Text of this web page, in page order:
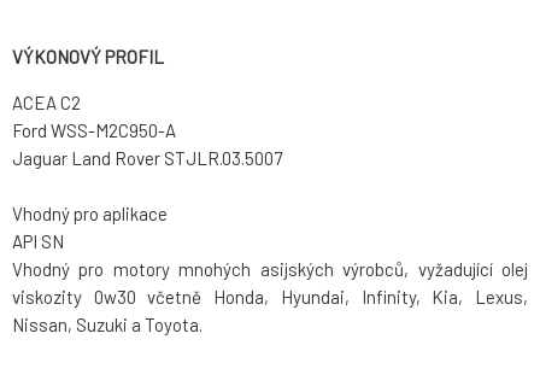
VÝKONOVÝ PROFIL
ACEA C2
Ford WSS-M2C950-A
Jaguar Land Rover STJLR.03.5007
Vhodný pro aplikace
API SN
Vhodný pro motory mnohých asijských výrobců, vyžadující olej
viskozity 0w30 včetně Honda, Hyundai, Infinity, Kia, Lexus,
Nissan, Suzuki a Toyota.